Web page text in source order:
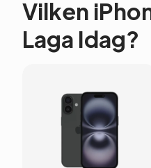
Vilken
Laga Idag?